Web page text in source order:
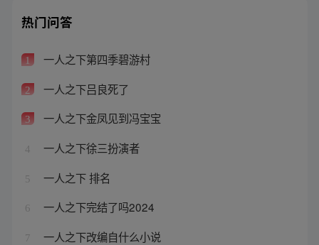
热门问答
1 一人之下第四季碧游村
2 一人之下吕良死了
3 一人之下金凤见到冯宝宝
4 一人之下徐三扮演者
5 一人之下 排名
6 一人之下完结了吗2024
7 一人之下改编自什么小说